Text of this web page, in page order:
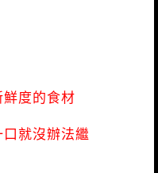
度的食材
就沒辦法繼